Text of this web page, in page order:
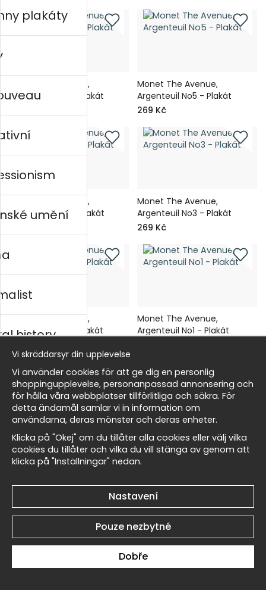
Monet The Avenue,
Argenteuil No6 - Plakát
Monet The Avenue,
Argenteuil No5 - Plakát
269 Kč
Monet The Avenue,
Argenteuil No4 - Plakát
Monet The Avenue,
Argenteuil No3 - Plakát
269 Kč
Monet The Avenue,
Argenteuil No2 - Plakát
Monet The Avenue,
Argenteuil No1 - Plakát
Monet The Lamp No6 -
Plakát
269 Kč
Monet The Lamp No5 -
Plakát
269 Kč
Monet The Lamp No3 -
plakáty
umění
history
Vi skräddarsyr din upplevelse
Vi använder cookies för att ge dig en personlig
shoppingupplevelse, personanpassad annonsering och
för hålla våra webbplatser tillförlitliga och säkra. För
detta ändamål samlar vi in information om
användarna, deras mönster och deras enheter.
Klicka på "Okej" om du tillåter alla cookies eller välj vilka
cookies du tillåter och vilka du vill stänga av genom att
klicka på "Inställningar" nedan.
Nastavení
Pouze nezbytné
Dobře